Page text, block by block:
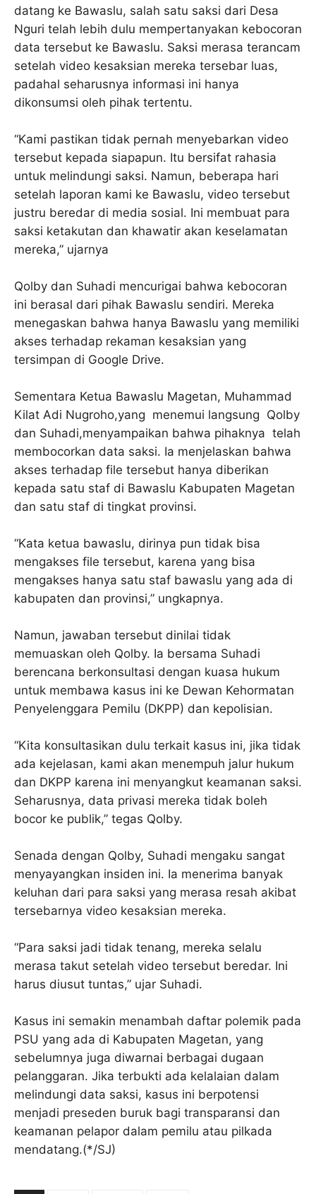
datang ke Bawaslu, salah satu saksi dari Desa
Nguri telah lebih dulu mempertanyakan kebocoran
data tersebut ke Bawaslu. Saksi merasa terancam
setelah video kesaksian mereka tersebar luas,
padahal seharusnya informasi ini hanya
dikonsumsi oleh pihak tertentu.
“Kami pastikan tidak pernah menyebarkan video
tersebut kepada siapapun. Itu bersifat rahasia
untuk melindungi saksi. Namun, beberapa hari
setelah laporan kami ke Bawaslu, video tersebut
justru beredar di media sosial. Ini membuat para
saksi ketakutan dan khawatir akan keselamatan
mereka,” ujarnya
Qolby dan Suhadi mencurigai bahwa kebocoran
ini berasal dari pihak Bawaslu sendiri. Mereka
menegaskan bahwa hanya Bawaslu yang memiliki
akses terhadap rekaman kesaksian yang
tersimpan di Google Drive.
Sementara Ketua Bawaslu Magetan, Muhammad
Kilat Adi Nugroho,yang menemui langsung Qolby
dan Suhadi,menyampaikan bahwa pihaknya telah
membocorkan data saksi. Ia menjelaskan bahwa
akses terhadap file tersebut hanya diberikan
kepada satu staf di Bawaslu Kabupaten Magetan
dan satu staf di tingkat provinsi.
“Kata ketua bawaslu, dirinya pun tidak bisa
mengakses file tersebut, karena yang bisa
mengakses hanya satu staf bawaslu yang ada di
kabupaten dan provinsi,” ungkapnya.
Namun, jawaban tersebut dinilai tidak
memuaskan oleh Qolby. Ia bersama Suhadi
berencana berkonsultasi dengan kuasa hukum
untuk membawa kasus ini ke Dewan Kehormatan
Penyelenggara Pemilu (DKPP) dan kepolisian.
“Kita konsultasikan dulu terkait kasus ini, jika tidak
ada kejelasan, kami akan menempuh jalur hukum
dan DKPP karena ini menyangkut keamanan saksi.
Seharusnya, data privasi mereka tidak boleh
bocor ke publik,” tegas Qolby.
Senada dengan Qolby, Suhadi mengaku sangat
menyayangkan insiden ini. Ia menerima banyak
keluhan dari para saksi yang merasa resah akibat
tersebarnya video kesaksian mereka.
“Para saksi jadi tidak tenang, mereka selalu
merasa takut setelah video tersebut beredar. Ini
harus diusut tuntas,” ujar Suhadi.
Kasus ini semakin menambah daftar polemik pada
PSU yang ada di Kabupaten Magetan, yang
sebelumnya juga diwarnai berbagai dugaan
pelanggaran. Jika terbukti ada kelalaian dalam
melindungi data saksi, kasus ini berpotensi
menjadi preseden buruk bagi transparansi dan
keamanan pelapor dalam pemilu atau pilkada
mendatang.(*/SJ)